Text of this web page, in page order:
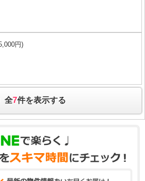
円)
全7件を表示する